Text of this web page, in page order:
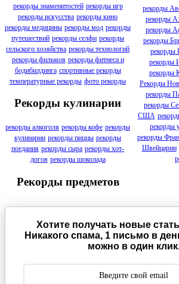
рекорды знаменитостей рекорды игр
рекорды искусства рекорды кино
рекорды медицины рекорды мод рекорды
путешествий рекорды селфи рекорды
сельского хозяйства рекорды технологий
рекорды фильмов рекорды фитнеса и
бодибилдинга спортивные рекорды
температурные рекорды фото рекорды
Рекорды кулинарии
рекорды алкоголя рекорды кофе рекорды
кулинарии рекорды пиццы рекорды
поедания рекорды сыра рекорды хот-
догов рекорды шоколада
Рекорды предметов
рекорды
рекорды
рекорды
рекорды
рекорды
рекорды
рекорды
Рекорды
рекорды
рекорды
США
рекорды
рекорды
Швейцарии
Хотите получать новые
Никакого спама, 1 письмо в
можно в один